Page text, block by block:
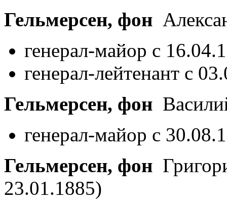
Гельмерсен, фон
генерал-майор с
генерал-лейтенант с
Гельмерсен, фон
генерал-майор с
Гельмерсен, фон
23.01.1885)